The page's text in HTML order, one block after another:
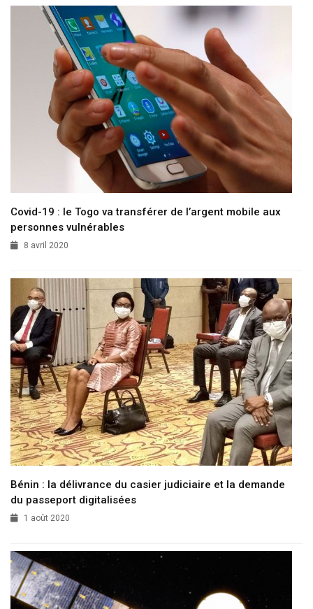
Covid-19 : le Togo va transférer de l’argent mobile aux
personnes vulnérables
8 avril 2020
Bénin : la délivrance du casier judiciaire et la demande
du passeport digitalisées
1 août 2020